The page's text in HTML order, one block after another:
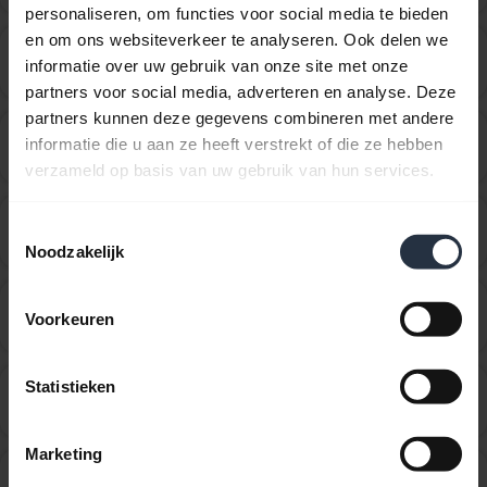
personaliseren, om functies voor social media te bieden
en om ons websiteverkeer te analyseren. Ook delen we
informatie over uw gebruik van onze site met onze
partners voor social media, adverteren en analyse. Deze
partners kunnen deze gegevens combineren met andere
informatie die u aan ze heeft verstrekt of die ze hebben
verzameld op basis van uw gebruik van hun services.
Noodzakelijk
Voorkeuren
Statistieken
Marketing
Hoe krijg ik de beste pasvorm voor mijn Jabra Halo
Free?
Hoe optimaliseer ik de audio-instellingen om naar
muziek te luisteren en video's te bekijken?
zonder buiten het Bluetooth-bereik te geraken?
chevron_right
Hoeveel Bluetooth-apparaten kan ik koppelen met
mijn Jabra-product?
chevron_right
Kan ik mijn Jabra Bluetooth-product aan een
chevron_right
Kan ik mijn Jabra Bluetooth-product aan een tv of